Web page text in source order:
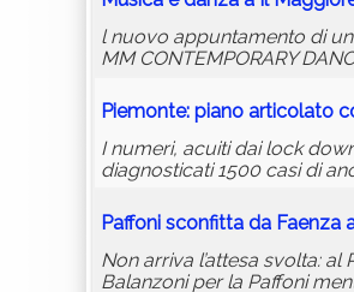
l nuovo appuntamento di
MM CONTEMPORARY
Piemonte: piano articolato
I numeri, acuiti dai lock
diagnosticati 1500 casi di
Paffoni sconfitta da Faenza
Non arriva l’attesa svolta: al
Balanzoni per la Paffoni